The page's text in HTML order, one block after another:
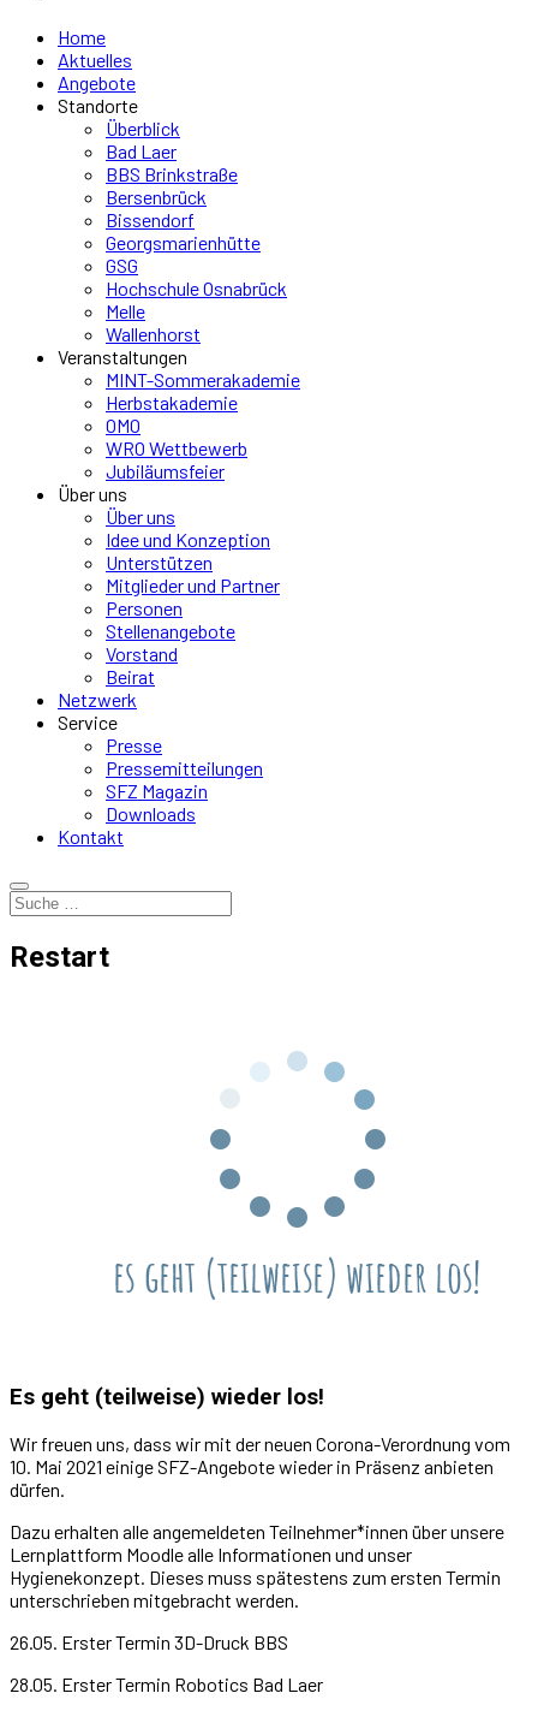
Home
Aktuelles
Angebote
Standorte
Überblick
Bad Laer
BBS Brinkstraße
Bersenbrück
Bissendorf
Georgsmarienhütte
GSG
Hochschule Osnabrück
Melle
Wallenhorst
Veranstaltungen
MINT-Sommerakademie
Herbstakademie
OMO
WRO Wettbewerb
Jubiläumsfeier
Über uns
Über uns
Idee und Konzeption
Unterstützen
Mitglieder und Partner
Personen
Stellenangebote
Vorstand
Beirat
Netzwerk
Service
Presse
Pressemitteilungen
SFZ Magazin
Downloads
Kontakt
Restart
Es geht (teilweise) wieder los!
Wir freuen uns, dass wir mit der neuen Corona-Verordnung vom
10. Mai 2021 einige SFZ-Angebote wieder in Präsenz anbieten
dürfen.
Dazu erhalten alle angemeldeten Teilnehmer*innen über unsere
Lernplattform Moodle alle Informationen und unser
Hygienekonzept. Dieses muss spätestens zum ersten Termin
unterschrieben mitgebracht werden.
26.05. Erster Termin 3D-Druck BBS
28.05. Erster Termin Robotics Bad Laer